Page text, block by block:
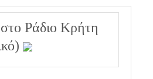
Ράδιο Κρήτη